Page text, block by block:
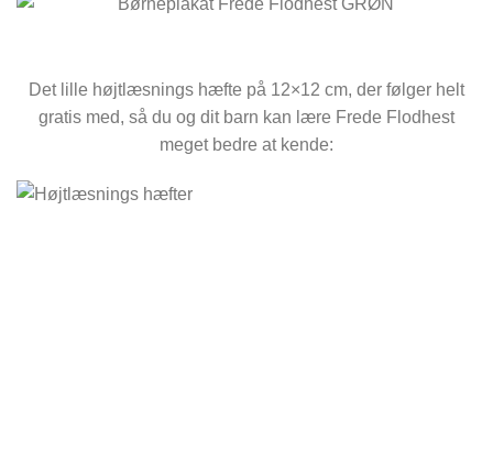
Det lille højtlæsnings hæfte på 12×12 cm, der følger helt
gratis med, så du og dit barn kan lære Frede Flodhest
meget bedre at kende: